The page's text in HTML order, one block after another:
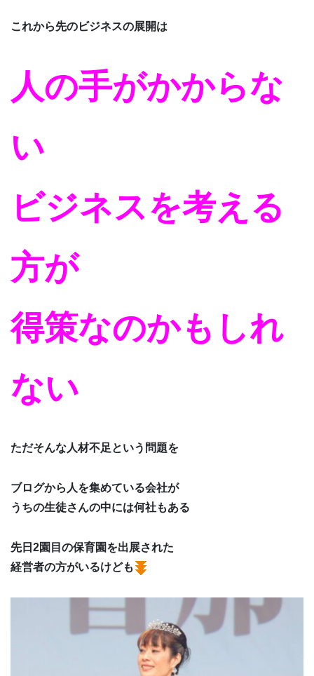
これから先のビジネスの展開は
人の手がかからな
い
ビジネスを考える
方が
得策なのかもしれ
ない
ただそんな人材不足という問題を
ブログから人を集めている会社が
うちの生徒さんの中には何社もある
先日2園目の保育園を出展された
経営者の方がいるけども